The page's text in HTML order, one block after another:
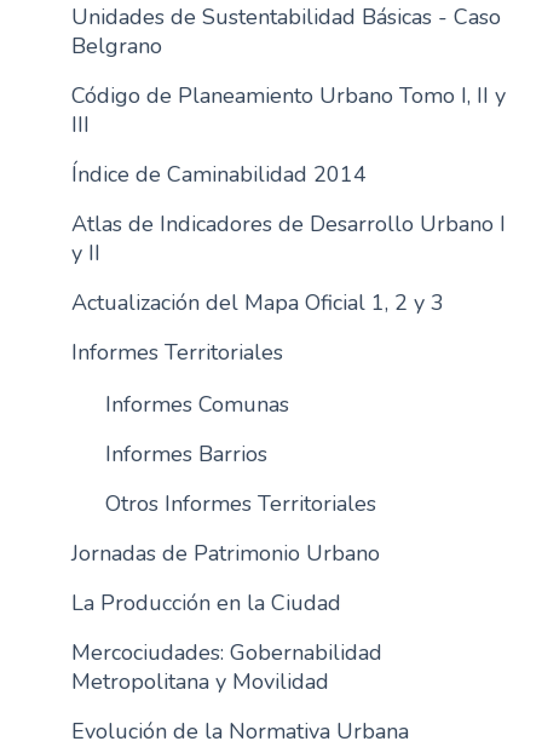
i
a
Unidades de Sustentabilidad Básicas - Caso
Belgrano
Código de Planeamiento Urbano Tomo I, II y
III
Índice de Caminabilidad 2014
Atlas de Indicadores de Desarrollo Urbano I
y II
Actualización del Mapa Oficial 1, 2 y 3
Informes Territoriales
Informes Comunas
Informes Barrios
Otros Informes Territoriales
Jornadas de Patrimonio Urbano
La Producción en la Ciudad
Mercociudades: Gobernabilidad
Metropolitana y Movilidad
Evolución de la Normativa Urbana